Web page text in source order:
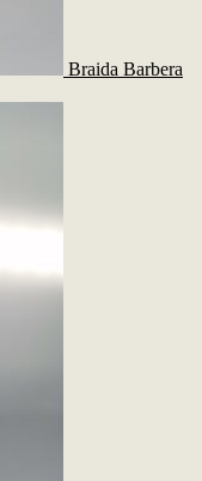
Braida Barbera